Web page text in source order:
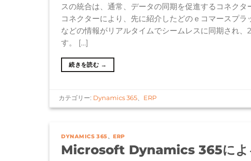
スの統合は、通常、データの同期を促進するコネク
コネクターにより、先に紹介したどのｅコマースプ
などの情報がリアルタイムでシームレスに同期され
す。 […]
続きを読む →
カテゴリー: Dynamics 365 ERP
DYNAMICS 365、ERP
Microsoft Dynamics 365によ